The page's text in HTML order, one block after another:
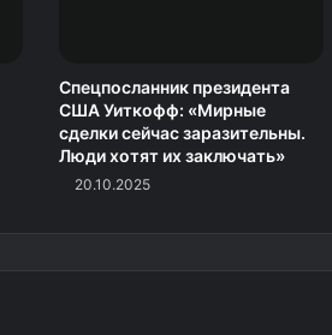
Спецпосланник президента
США Уиткофф: «Мирные
сделки сейчас заразительны.
Люди хотят их заключать»
20.10.2025